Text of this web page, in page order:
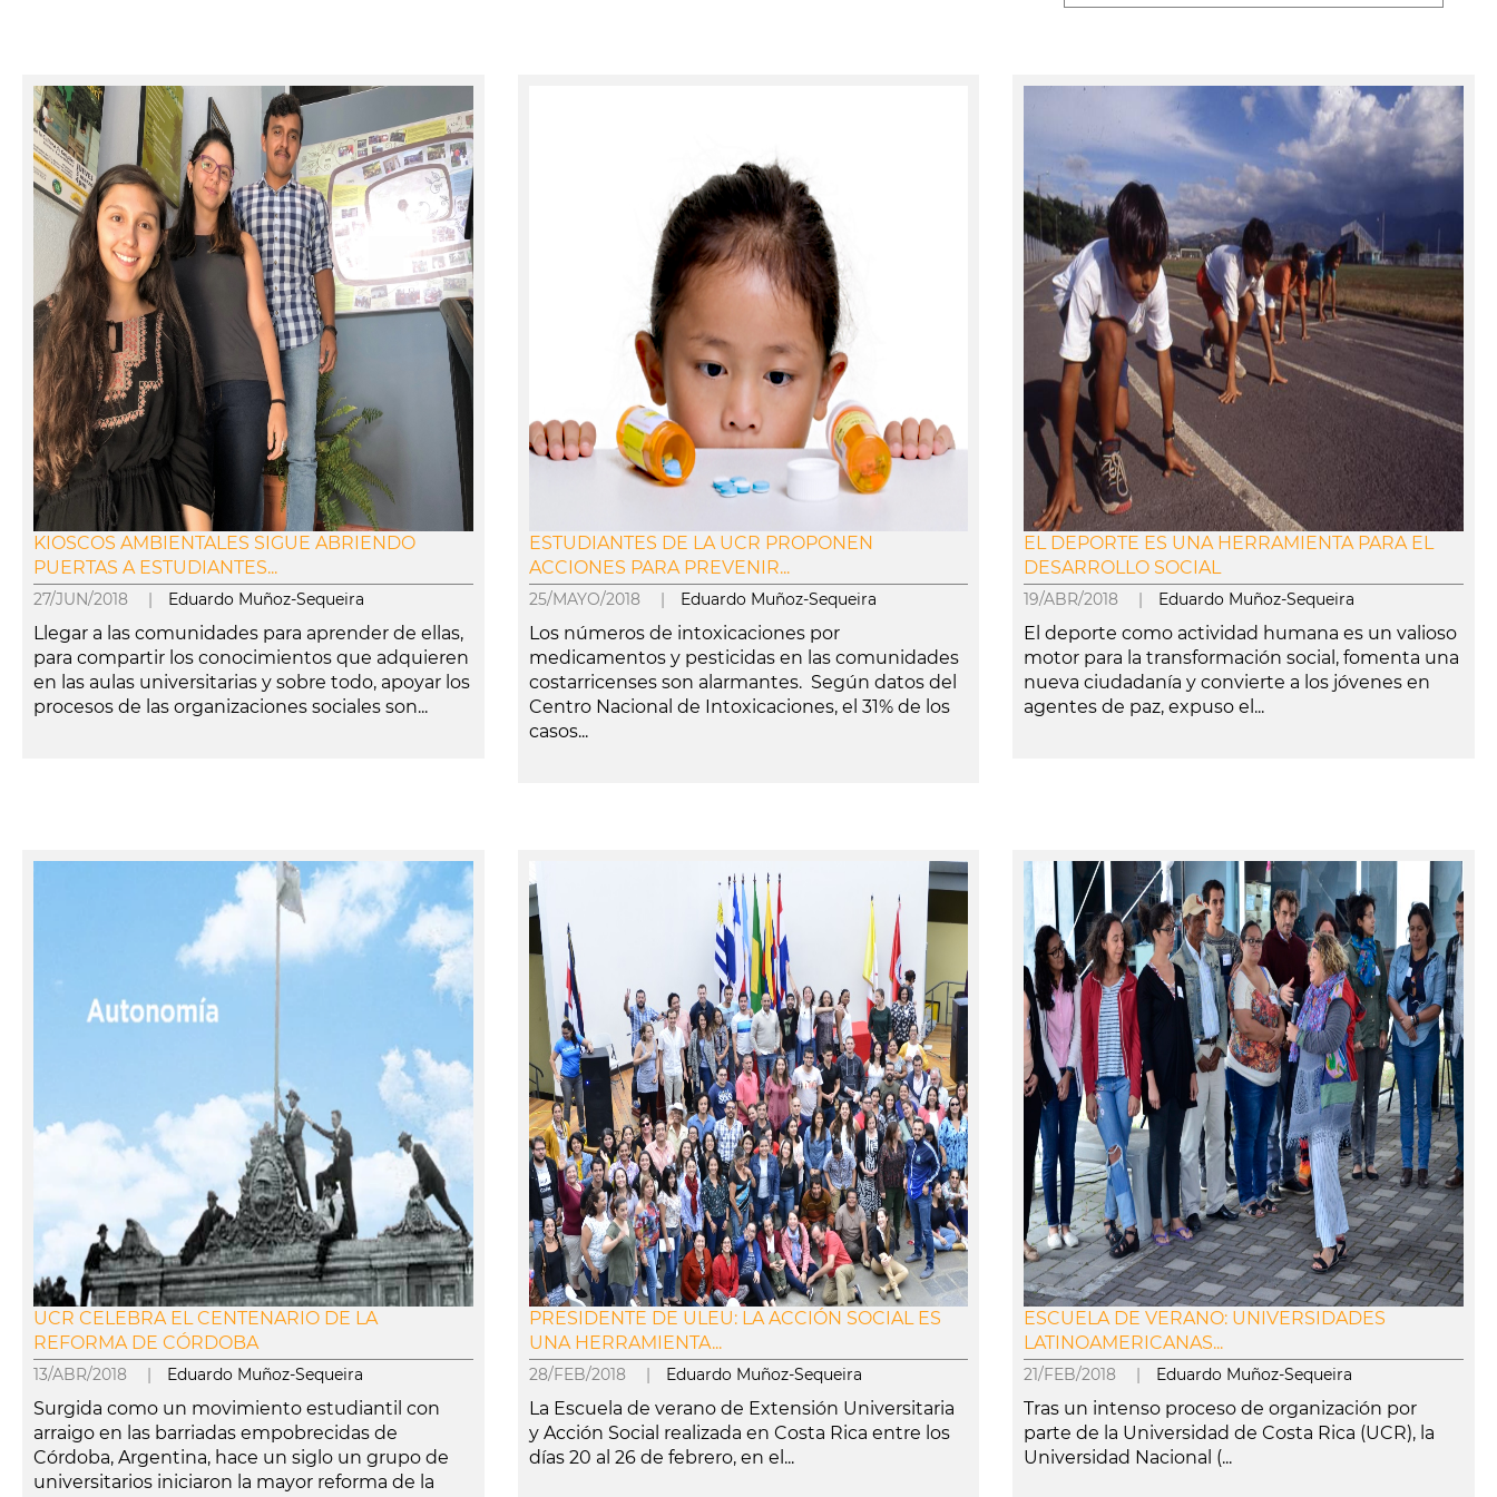
KIOSCOS AMBIENTALES SIGUE ABRIENDO
PUERTAS A ESTUDIANTES...
27/JUN/2018 | Eduardo Muñoz-Sequeira
Llegar a las comunidades para aprender de ellas,
para compartir los conocimientos que adquieren
en las aulas universitarias y sobre todo, apoyar los
procesos de las organizaciones sociales son...
ESTUDIANTES DE LA UCR PROPONEN
ACCIONES PARA PREVENIR...
25/MAYO/2018 | Eduardo Muñoz-Sequeira
Los números de intoxicaciones por
medicamentos y pesticidas en las comunidades
costarricenses son alarmantes. Según datos del
Centro Nacional de Intoxicaciones, el 31% de los
casos...
EL DEPORTE ES UNA HERRAMIENTA PARA EL
DESARROLLO SOCIAL
19/ABR/2018 | Eduardo Muñoz-Sequeira
El deporte como actividad humana es un valioso
motor para la transformación social, fomenta una
nueva ciudadanía y convierte a los jóvenes en
agentes de paz, expuso el...
UCR CELEBRA EL CENTENARIO DE LA
REFORMA DE CÓRDOBA
13/ABR/2018 | Eduardo Muñoz-Sequeira
Surgida como un movimiento estudiantil con
arraigo en las barriadas empobrecidas de
Córdoba, Argentina, hace un siglo un grupo de
universitarios iniciaron la mayor reforma de la
PRESIDENTE DE ULEU: LA ACCIÓN SOCIAL ES
UNA HERRAMIENTA...
28/FEB/2018 | Eduardo Muñoz-Sequeira
La Escuela de verano de Extensión Universitaria
y Acción Social realizada en Costa Rica entre los
días 20 al 26 de febrero, en el...
ESCUELA DE VERANO: UNIVERSIDADES
LATINOAMERICANAS...
21/FEB/2018 | Eduardo Muñoz-Sequeira
Tras un intenso proceso de organización por
parte de la Universidad de Costa Rica (UCR), la
Universidad Nacional (...